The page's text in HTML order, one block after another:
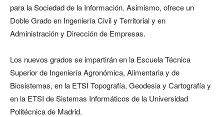
para la Sociedad de la Información. Asimismo, ofrece un
Doble Grado en Ingeniería Civil y Territorial y en
Administración y Dirección de Empresas.
Los nuevos grados se impartirán en la Escuela Técnica
Superior de Ingeniería Agronómica, Alimentaria y de
Biosistemas, en la ETSI Topografía, Geodesia y Cartografía y
en la ETSI de Sistemas Informáticos de la Universidad
Politécnica de Madrid.